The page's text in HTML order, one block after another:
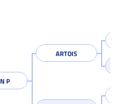
P
ARTOIS